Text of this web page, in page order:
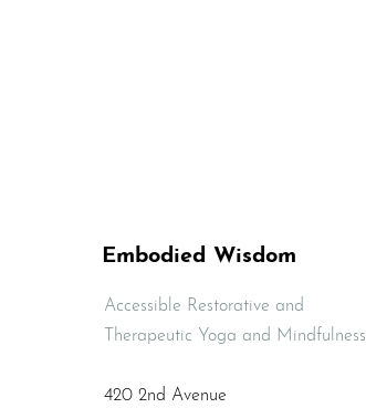
Embodied Wisdom
Accessible Restorative and
Therapeutic Yoga and Mindfulness
420 2nd Avenue